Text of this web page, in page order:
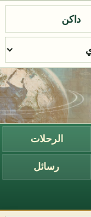
داكن
الرحلات
رسائل